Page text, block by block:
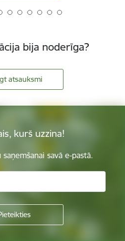
bija noderīga?
atsauksmi
kurš uzzina!
savā e-pastā.